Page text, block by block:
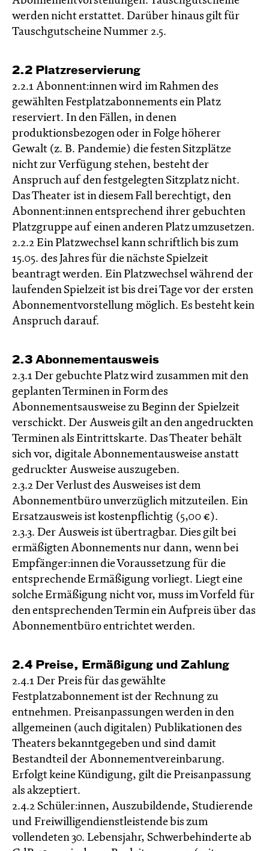
werden nicht erstattet. Darüber hinaus gilt für
Tauschgutscheine Nummer 2.5.
2.2 Platzreservierung
2.2.1 Abonnent:innen wird im Rahmen des
gewählten Festplatzabonnements ein Platz
reserviert. In den Fällen, in denen
produktionsbezogen oder in Folge höherer
Gewalt (z. B. Pandemie) die festen Sitzplätze
nicht zur Verfügung stehen, besteht der
Anspruch auf den festgelegten Sitzplatz nicht.
Das Theater ist in diesem Fall berechtigt, den
Abonnent:innen entsprechend ihrer gebuchten
Platzgruppe auf einen anderen Platz umzusetzen.
2.2.2 Ein Platzwechsel kann schriftlich bis zum
15.05. des Jahres für die nächste Spielzeit
beantragt werden. Ein Platzwechsel während der
laufenden Spielzeit ist bis drei Tage vor der ersten
Abonnementvorstellung möglich. Es besteht kein
Anspruch darauf.
2.3 Abonnementausweis
2.3.1 Der gebuchte Platz wird zusammen mit den
geplanten Terminen in Form des
Abonnementsausweise zu Beginn der Spielzeit
verschickt. Der Ausweis gilt an den angedruckten
Terminen als Eintrittskarte. Das Theater behält
sich vor, digitale Abonnementausweise anstatt
gedruckter Ausweise auszugeben.
2.3.2 Der Verlust des Ausweises ist dem
Abonnementbüro unverzüglich mitzuteilen. Ein
Ersatzausweis ist kostenpflichtig (5,00 €).
2.3.3. Der Ausweis ist übertragbar. Dies gilt bei
ermäßigten Abonnements nur dann, wenn bei
Empfänger:innen die Voraussetzung für die
entsprechende Ermäßigung vorliegt. Liegt eine
solche Ermäßigung nicht vor, muss im Vorfeld für
den entsprechenden Termin ein Aufpreis über das
Abonnementbüro entrichtet werden.
2.4 Preise, Ermäßigung und Zahlung
2.4.1 Der Preis für das gewählte
Festplatzabonnement ist der Rechnung zu
entnehmen. Preisanpassungen werden in den
allgemeinen (auch digitalen) Publikationen des
Theaters bekanntgegeben und sind damit
Bestandteil der Abonnementvereinbarung.
Erfolgt keine Kündigung, gilt die Preisanpassung
als akzeptiert.
2.4.2 Schüler:innen, Auszubildende, Studierende
und Freiwilligendienstleistende bis zum
vollendeten 30. Lebensjahr, Schwerbehinderte ab